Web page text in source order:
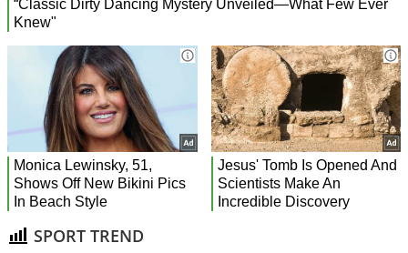
SPORT TREND